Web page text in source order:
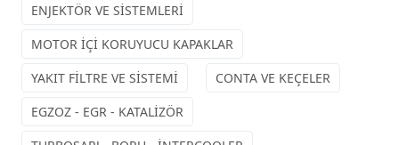
ENJEKTÖR VE SİSTEMLERİ
MOTOR İÇİ KORUYUCU KAPAKLAR
YAKIT FİLTRE VE SİSTEMİ
CONTA VE KEÇELER
EGZOZ - EGR - KATALİZÖR